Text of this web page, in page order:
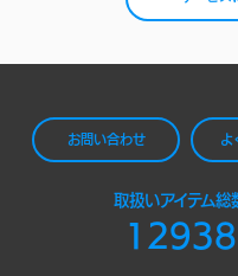
お問い合わせ よ
取扱いアイテム総
12938